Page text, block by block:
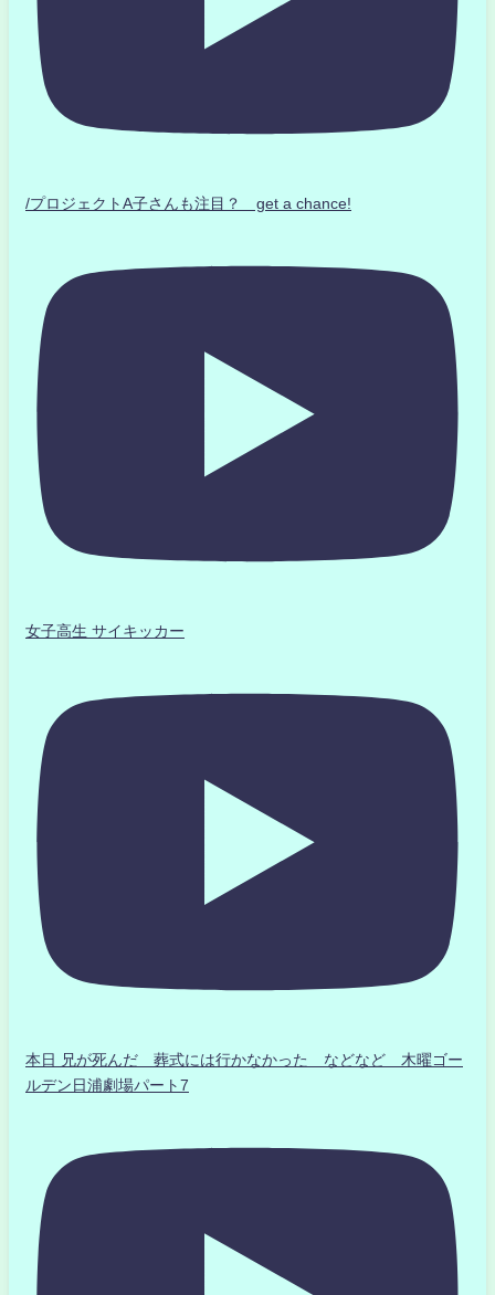
/プロジェクトA子さんも注目？ get a chance!
女子高生 サイキッカー
本日 兄が死んだ 葬式には行かなかった などなど 木曜ゴー
ルデン日浦劇場パート7